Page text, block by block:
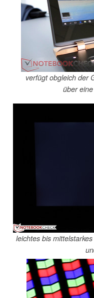
verfügt obgleich der
über
leichtes bis